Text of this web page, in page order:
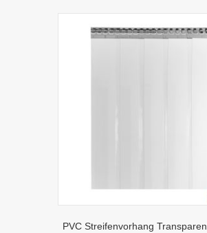
PVC Streifenvorhang